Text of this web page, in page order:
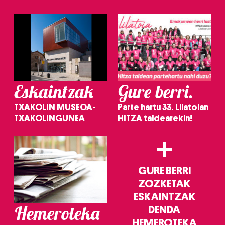
Eskaintzak
TXAKOLIN MUSEOA-
TXAKOLINGUNEA
Gure berri.
Parte hartu 33. Lilatoian
HITZA taldearekin!
Hemeroteka
+
GURE BERRI
ZOZKETAK
ESKAINTZAK
DENDA